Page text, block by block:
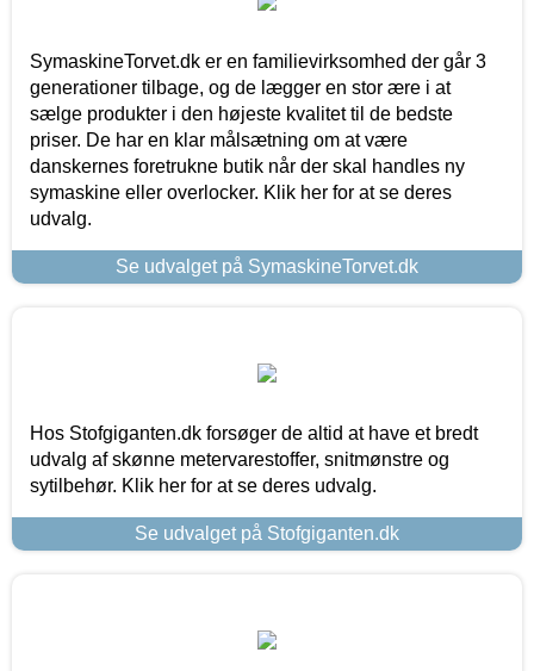
SymaskineTorvet.dk er en familievirksomhed der går 3
generationer tilbage, og de lægger en stor ære i at
sælge produkter i den højeste kvalitet til de bedste
priser. De har en klar målsætning om at være
danskernes foretrukne butik når der skal handles ny
symaskine eller overlocker. Klik her for at se deres
udvalg.
Se udvalget på SymaskineTorvet.dk
Hos Stofgiganten.dk forsøger de altid at have et bredt
udvalg af skønne metervarestoffer, snitmønstre og
sytilbehør. Klik her for at se deres udvalg.
Se udvalget på Stofgiganten.dk